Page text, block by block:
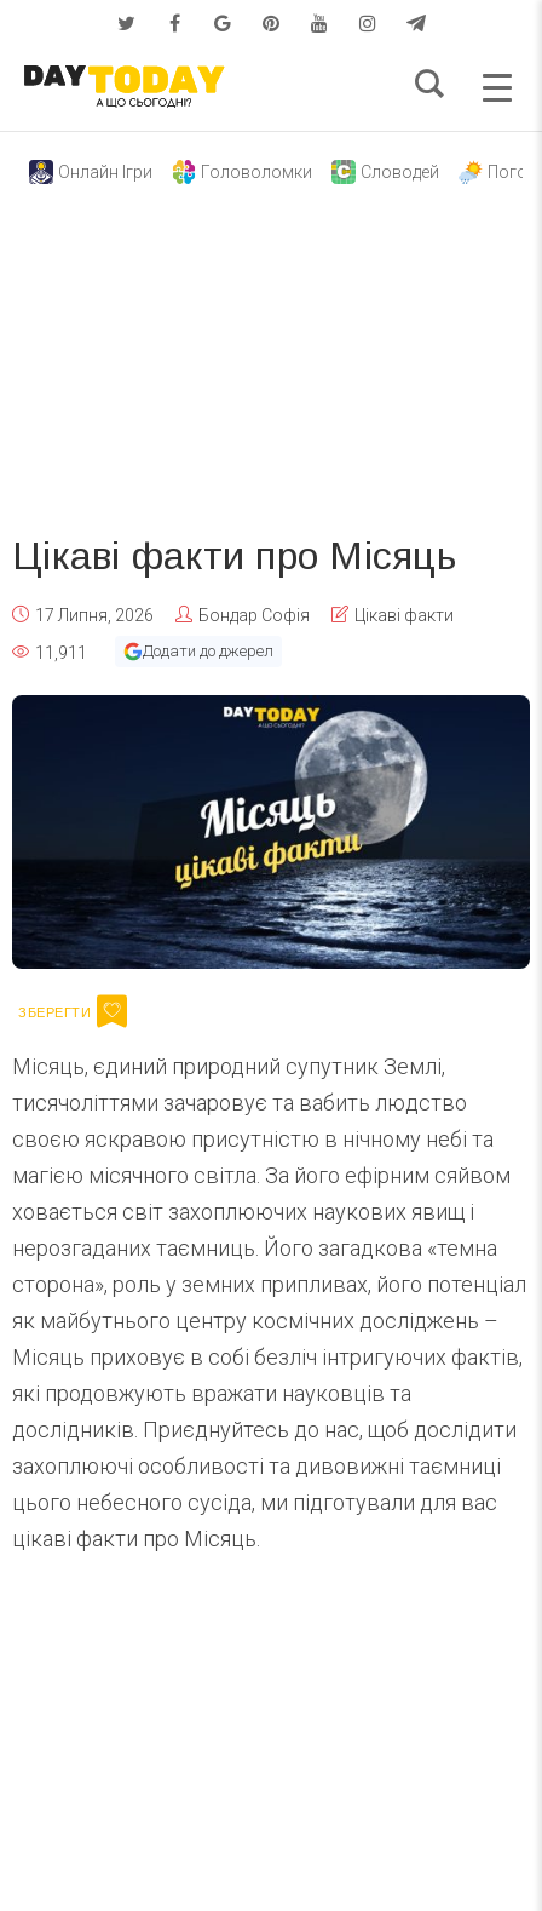
Онлайн Ігри Головоломки Словодей
Цікаві факти про Місяць
17 Липня, 2026 Бондар Софія
Цікаві факти
11,911
Додати до джерел
Місяць, єдиний природний супутник Землі,
тисячоліттями зачаровує та вабить людство
своєю яскравою присутністю в нічному небі та
магією місячного світла. За його ефірним сяйвом
ховається світ захоплюючих наукових явищ і
нерозгаданих таємниць. Його загадкова «темна
сторона», роль у земних припливах, його потенціал
як майбутнього центру космічних досліджень –
Місяць приховує в собі безліч інтригуючих фактів,
які продовжують вражати науковців та
дослідників. Приєднуйтесь до нас, щоб дослідити
захоплюючі особливості та дивовижні таємниці
цього небесного сусіда, ми підготували для вас
цікаві факти про Місяць.